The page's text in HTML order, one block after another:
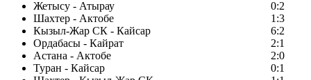
Жетысу - Атырау
0:2
Шахтер - Актобе
1:3
Кызыл-Жар СК - Кайсар
6:2
Ордабасы - Кайрат
2:1
Астана - Актобе
2:0
Туран - Кайсар
0:1